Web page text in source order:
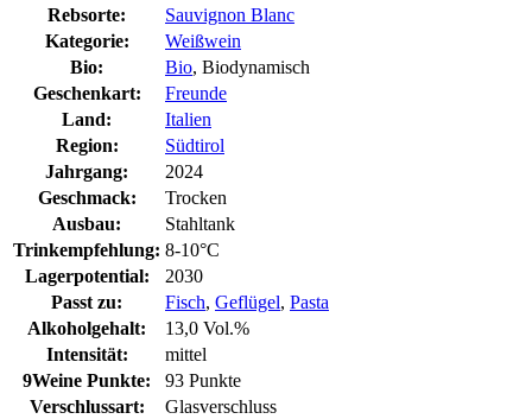
Rebsorte:
Sauvignon Blanc
Kategorie:
Weißwein
Bio:
Bio, Biodynamisch
Geschenkart:
Freunde
Land:
Italien
Region:
Südtirol
Jahrgang:
2024
Geschmack:
Trocken
Ausbau:
Stahltank
Trinkempfehlung: 8-10°C
Lagerpotential:
2030
Passt zu:
Fisch, Geflügel, Pasta
Alkoholgehalt:
13,0 Vol.%
Intensität:
mittel
9Weine Punkte:
93 Punkte
Verschlussart:
Glasverschluss